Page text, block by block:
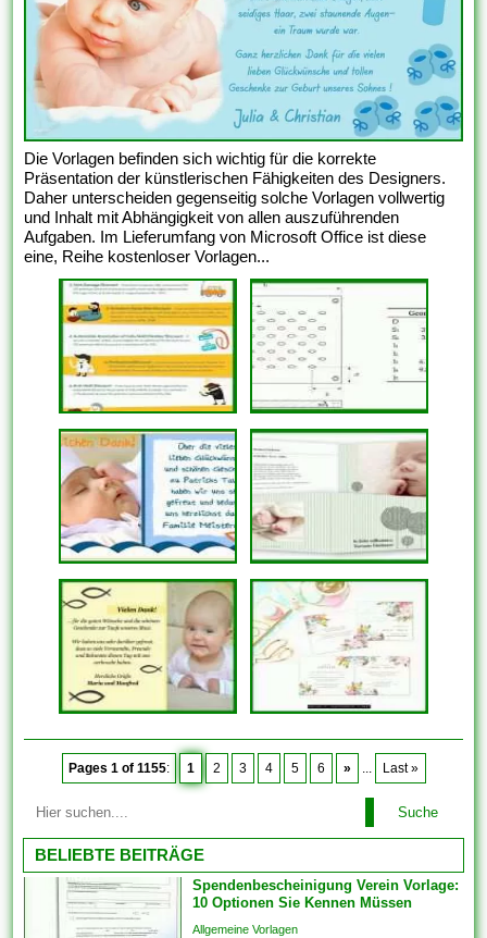
Die Vorlagen befinden sich wichtig für die korrekte
Präsentation der künstlerischen Fähigkeiten des Designers.
Daher unterscheiden gegenseitig solche Vorlagen vollwertig
und Inhalt mit Abhängigkeit von allen auszuführenden
Aufgaben. Im Lieferumfang von Microsoft Office ist diese
eine, Reihe kostenloser Vorlagen...
Pages 1 of 1155: 1 2 3 4 5 6 » ... Last »
Suche
BELIEBTE BEITRÄGE
Spendenbescheinigung Verein Vorlage:
10 Optionen Sie Kennen Müssen
Allgemeine Vorlagen